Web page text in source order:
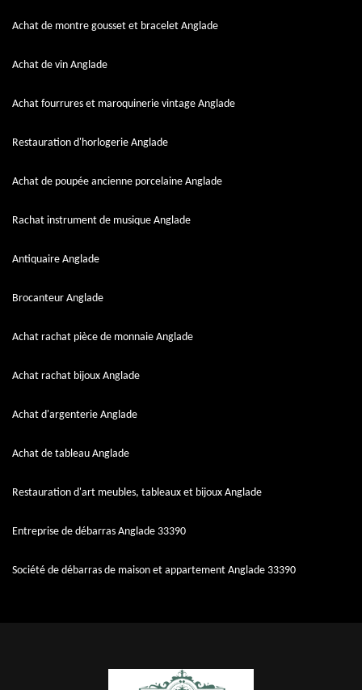
Achat de montre gousset et bracelet Anglade
Achat de vin Anglade
Achat fourrures et maroquinerie vintage Anglade
Restauration d'horlogerie Anglade
Achat de poupée ancienne porcelaine Anglade
Rachat instrument de musique Anglade
Antiquaire Anglade
Brocanteur Anglade
Achat rachat pièce de monnaie Anglade
Achat rachat bijoux Anglade
Achat d'argenterie Anglade
Achat de tableau Anglade
Restauration d'art meubles, tableaux et bijoux Anglade
Entreprise de débarras Anglade 33390
Société de débarras de maison et appartement Anglade 33390